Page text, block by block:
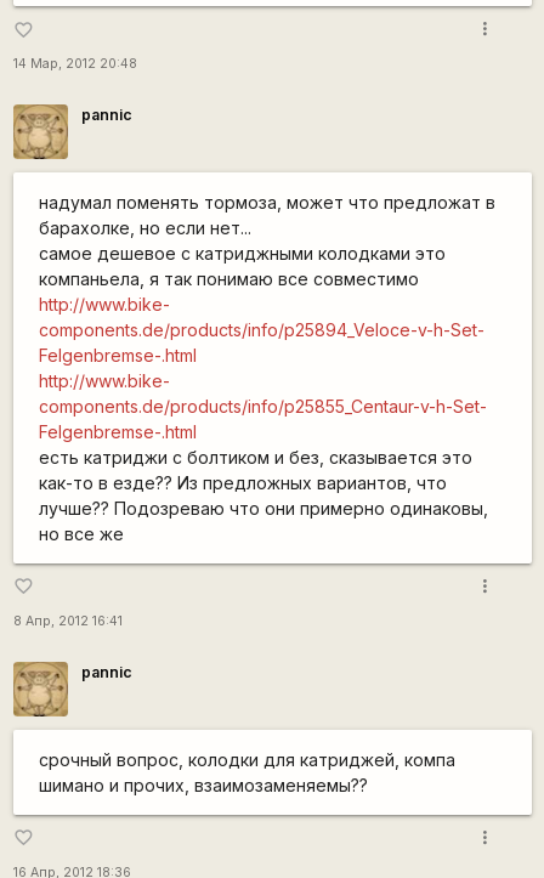
favorite_border
14 Мар, 2012 20:48
more_vert
pannic
надумал поменять тормоза, может что предложат в
барахолке, но если нет...
самое дешевое с катриджными колодками это
компаньела, я так понимаю все совместимо
http://www.bike-
components.de/products/info/p25894_Veloce-v-h-Set-
Felgenbremse-.html
http://www.bike-
components.de/products/info/p25855_Centaur-v-h-Set-
Felgenbremse-.html
есть катриджи с болтиком и без, сказывается это
как-то в езде?? Из предложных вариантов, что
лучше?? Подозреваю что они примерно одинаковы,
но все же
favorite_border
8 Апр, 2012 16:41
more_vert
pannic
срочный вопрос, колодки для катриджей, компа
шимано и прочих, взаимозаменяемы??
favorite_border
16 Апр, 2012 18:36
more_vert